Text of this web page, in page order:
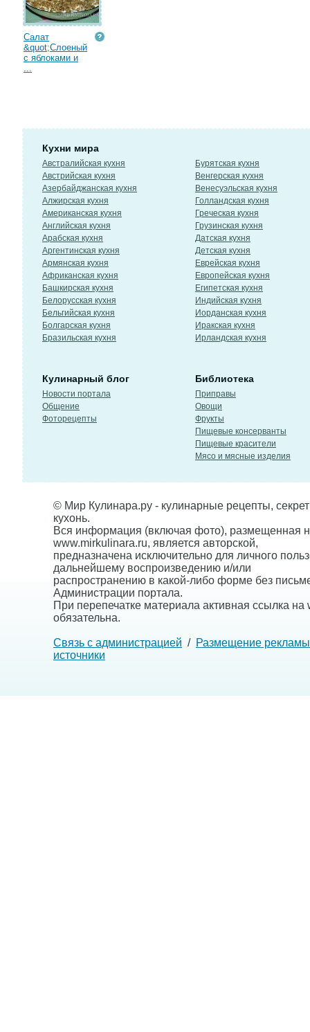
Салат
&quot;Слоеный
с яблоками и
...
Кухни мира
Австралийская кухня
Австрийская кухня
Азербайджанская кухня
Алжирская кухня
Американская кухня
Английская кухня
Арабская кухня
Аргентинская кухня
Армянская кухня
Африканская кухня
Башкирская кухня
Белорусская кухня
Бельгийская кухня
Болгарская кухня
Бразильская кухня
Бурятская кухня
Венгерская кухня
Венесуэльская кухня
Голландская кухня
Греческая кухня
Грузинская кухня
Датская кухня
Детская кухня
Еврейская кухня
Европейская кухня
Египетская кухня
Индийская кухня
Иорданская кухня
Иракская кухня
Ирландская кухня
Кулинарный блог
Новости портала
Общение
Фоторецепты
Библиотека
Приправы
Овощи
Фрукты
Пищевые консерванты
Пищевые красители
Мясо и мясные изделия
© Мир Кулинара.ру - кулинарные рецепты,
кухонь.
Вся информация (включая фото), размещенная
www.mirkulinara.ru, является авторской,
предназначена исключительно для личного
дальнейшему воспроизведению и/или
распространению в какой-либо форме без
Администрации портала.
При перепечатке материала активная ссылка на
обязательна.
Связь с администрацией / Размещение рекламы
источники